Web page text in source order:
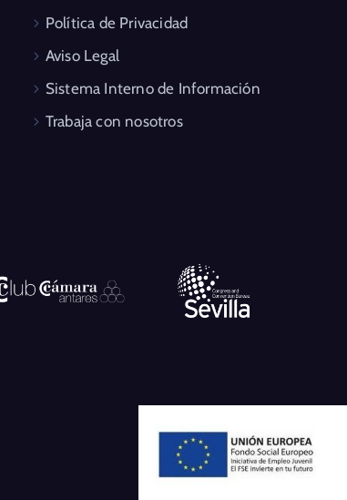
Política de Privacidad
Aviso Legal
Sistema Interno de Información
Trabaja con nosotros